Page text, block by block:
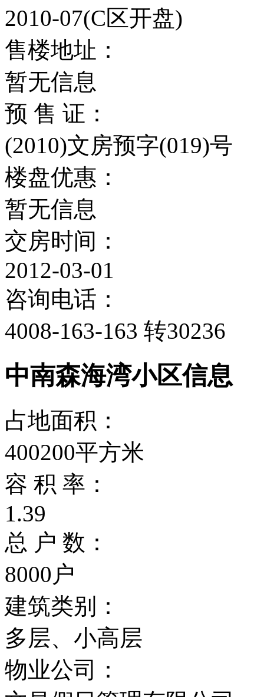
2010-07(C区开盘)
售楼地址：
暂无信息
预 售 证：
(2010)文房预字(019)号
楼盘优惠：
暂无信息
交房时间：
2012-03-01
咨询电话：
4008-163-163 转30236
中南森海湾小区信息
占地面积：
400200平方米
容 积 率：
1.39
总 户 数：
8000户
建筑类别：
多层、小高层
物业公司：